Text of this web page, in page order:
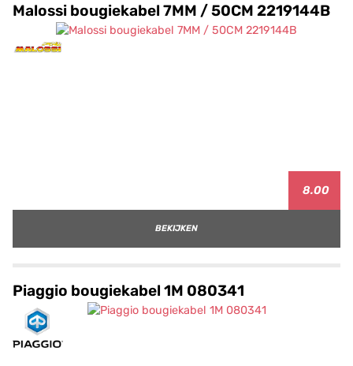
Malossi bougiekabel 7MM / 50CM 2219144B
8.00
BEKIJKEN
Piaggio bougiekabel 1M 080341